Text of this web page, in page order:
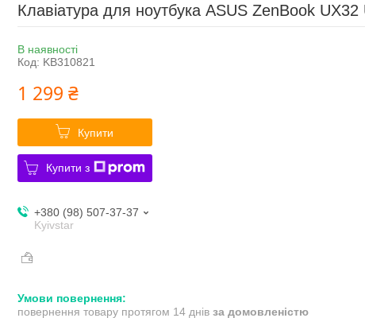
Клавіатура для ноутбука ASUS ZenBook UX32
В наявності
Код: KB310821
1 299 ₴
Купити
Купити з
+380 (98) 507-37-37
Kyivstar
повернення товару протягом 14 днів за домовленістю